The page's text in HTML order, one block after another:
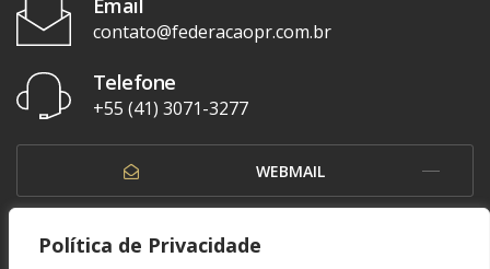
Política de Privacidade
contato@federacaopr.com.br
Telefone
+55 (41) 3071-3277
WEBMAIL
OUVIDORIA